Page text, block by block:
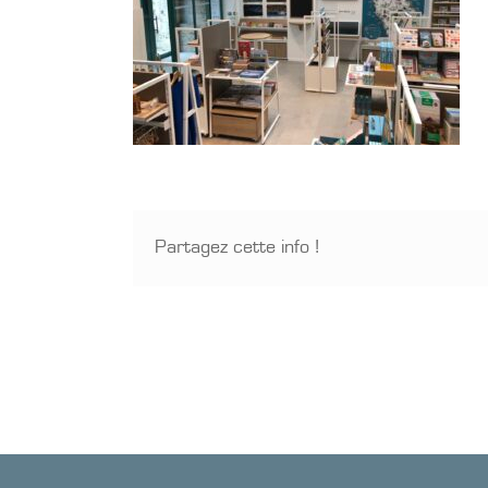
Partagez cette info !